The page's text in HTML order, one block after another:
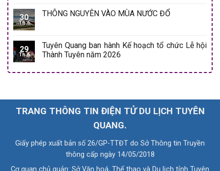
30
Th 6
THÔNG NGUYÊN VÀO MÙA NƯỚC ĐỔ
29
Th 6
Tuyên Quang ban hành Kế hoạch tổ chức Lễ hội
Thành Tuyên năm 2026
TRANG THÔNG TIN ĐIỆN TỬ DU LỊCH TUYÊN
QUANG.
Giấy phép xuất bản số 26/GP-TTĐT do Sở Thông tin Truyền
thông cấp ngày 14/05/2018
Cơ quan chủ quản: Sở Văn hoá, Thể thao và Du lịch tỉnh Tuyên